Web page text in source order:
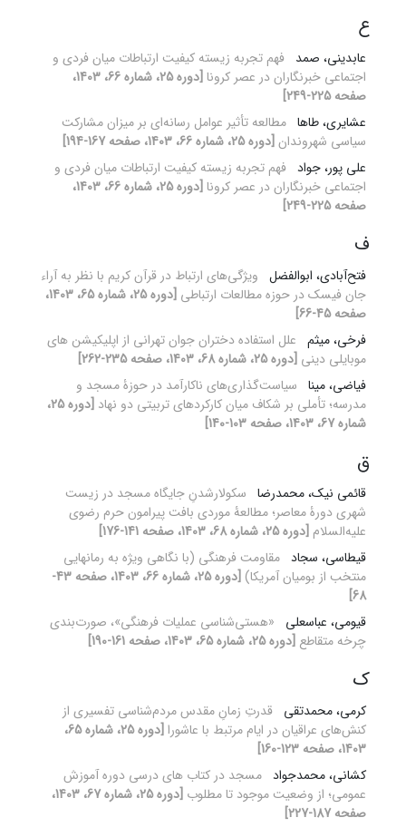
ع
عابدینی، صمد
فهم تجربه زیسته کیفیت ارتباطات میان فردی و
اجتماعی خبرنگاران در عصر کرونا
[دوره 25، شماره 66، 1403،
صفحه 225-249]
عشایری، طاها مطالعه تأثیر عوامل رسانه‌ای بر میزان مشارکت
سیاسی شهروندان [دوره 25، شماره 66، 1403، صفحه 167-194]
علی پور، جواد فهم تجربه زیسته کیفیت ارتباطات میان فردی و
اجتماعی خبرنگاران در عصر کرونا
[دوره 25، شماره 66، 1403،
صفحه 225-249]
ف
فتح‌آبادی، ابوالفضل ویژگی‌های ارتباط در قرآن کریم با نظر به آراء
جان فیسک در حوزه مطالعات ارتباطی
[دوره 25، شماره 65، 1403،
صفحه 45-66]
فرخی، میثم علل استفاده دختران جوان تهرانی از اپلیکیشن های
موبایلی دینی [دوره 25، شماره 68، 1403، صفحه 235-262]
فیاضی، مینا سیاست‌گذاری‌های ناکارآمد در حوزۀ مسجد و
مدرسه؛ تأملی بر شکاف میان کارکردهای تربیتی دو نهاد
[دوره 25،
شماره 67، 1403، صفحه 103-140]
ق
قائمی نیک، محمدرضا سکولارشدنِ جایگاه مسجد در زیست
شهری دورۀ معاصر؛ مطالعۀ موردی بافت پیرامون حرم رضوی
علیه‌السلام [دوره 25، شماره 68، 1403، صفحه 141-176]
قیطاسی، سجاد مقاومت فرهنگی (با نگاهی ویژه به رمانهایی
منتخب از بومیان آمریکا)
[دوره 25، شماره 66، 1403، صفحه 43-
68]
قیومی، عباسعلی
«هستی‌شناسی عملیات فرهنگی»، صورت‌بندی
چرخه متقاطع [دوره 25، شماره 65، 1403، صفحه 161-190]
ک
کرمی، محمدتقی
قدرتِ زمانِ مقدس مردم‌شناسی تفسیری از
کنش‌های عراقیان در ایام مرتبط با عاشورا
[دوره 25، شماره 65،
1403، صفحه 123-160]
کشانی، محمدجواد مسجد در کتاب های درسی دوره آموزش
عمومی؛ از وضعیت موجود تا مطلوب
[دوره 25، شماره 67، 1403،
صفحه 187-227]